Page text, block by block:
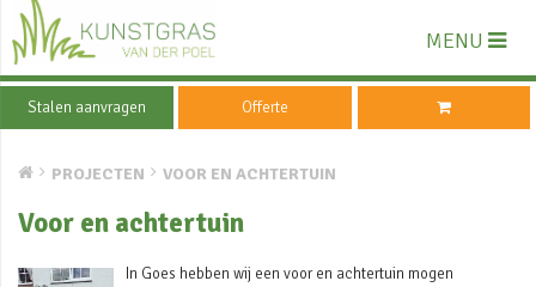
MENU
Stalen aanvragen Offerte
PROJECTEN VOOR EN ACHTERTUIN
Voor en achtertuin
In Goes hebben wij een voor en achtertuin mogen